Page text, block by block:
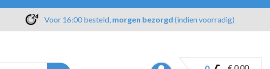
Voor 16:00 besteld, morgen bezorgd (indien voorradig)
€ 0,00